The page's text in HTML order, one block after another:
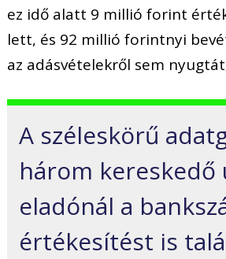
ez idő alatt 9 millió forint
lett, és 92 millió forintnyi
az adásvételekről sem
A széleskörű
három kereskedő
eladónál a
értékesítést is